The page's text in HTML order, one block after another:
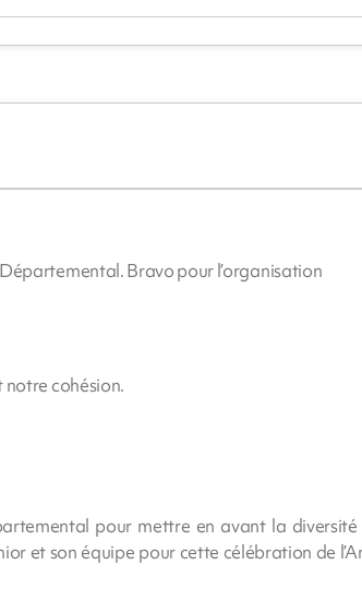
Bravo pour l’organisation
cohésion.
pour mettre en avant la
et son équipe pour cette célébration de